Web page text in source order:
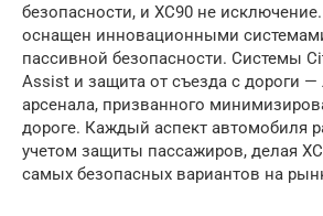
безопасности, и XC90 не
оснащен инновационными
пассивной безопасности. Системы
Assist и защита от съезда с дороги
арсенала, призванного
дороге. Каждый аспект автомобиля
учетом защиты пассажиров, делая
самых безопасных вариантов на